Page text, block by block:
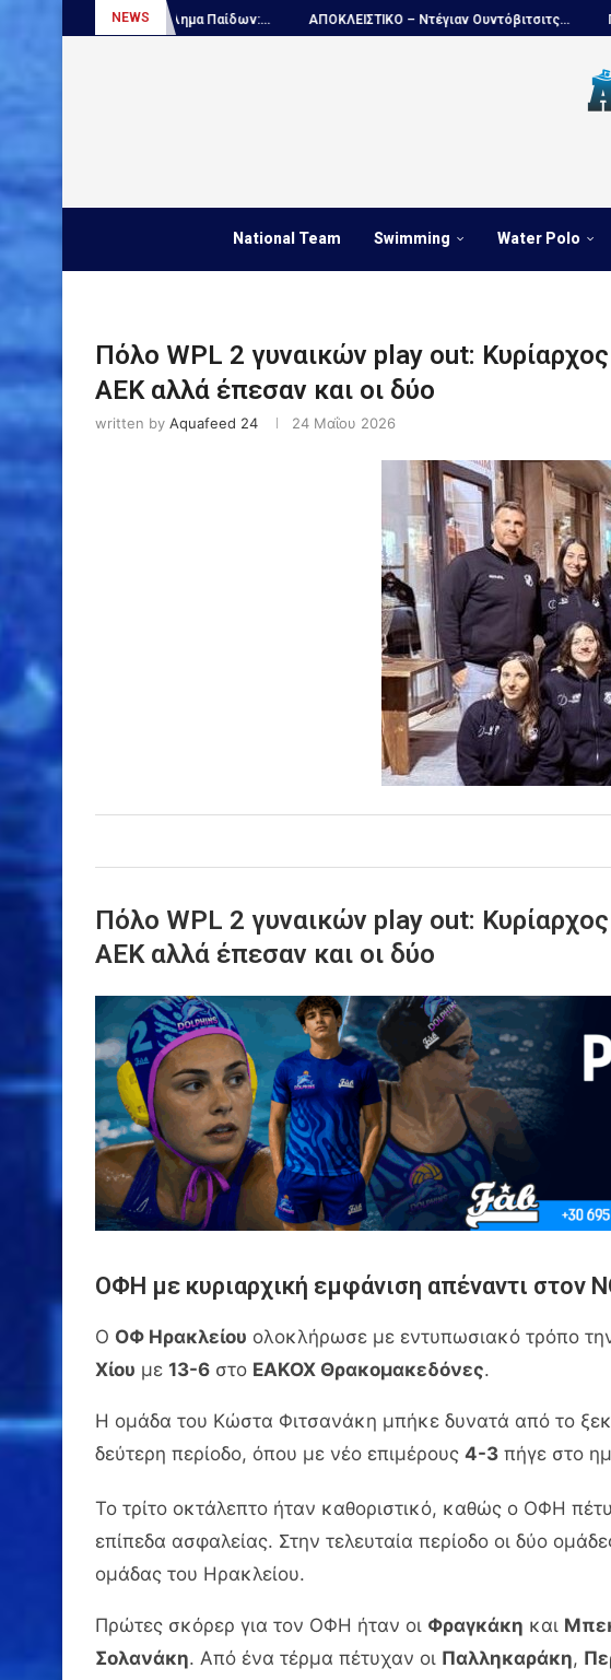
NEWS
πρωτάθλημα Παίδων:... ΑΠΟΚΛΕΙΣΤΙΚΟ – Ντέγιαν Ουντόβιτσιτς... Πόλο, Εθνική
National Team Swimming Water Polo
Πόλο WPL 2 γυναικών play out:
ΑΕΚ αλλά έπεσαν και οι δύο
written by Aquafeed 24 24 Μαΐου 2026
Πόλο WPL 2 γυναικών play out:
ΑΕΚ αλλά έπεσαν και οι δύο
ΟΦΗ με κυριαρχική εμφάνιση απέναντι στον
Ο ΟΦ Ηρακλείου ολοκλήρωσε με εντυπωσιακό τρόπο
Χίου με 13-6 στο ΕΑΚΟΧ Θρακομακεδόνες.
Η ομάδα του Κώστα Φιτσανάκη μπήκε δυνατά από το
δεύτερη περίοδο, όπου με νέο επιμέρους 4-3 πήγε στο
Το τρίτο οκτάλεπτο ήταν καθοριστικό, καθώς ο ΟΦΗ
επίπεδα ασφαλείας. Στην τελευταία περίοδο οι δύο
ομάδας του Ηρακλείου.
Πρώτες σκόρερ για τον ΟΦΗ ήταν οι Φραγκάκη και
Σολανάκη. Από ένα τέρμα πέτυχαν οι Παλληκαράκη,